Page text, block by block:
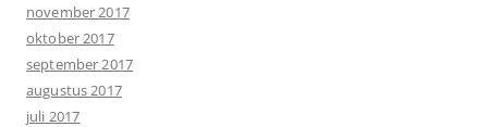
november 2017
oktober 2017
september 2017
augustus 2017
juli 2017